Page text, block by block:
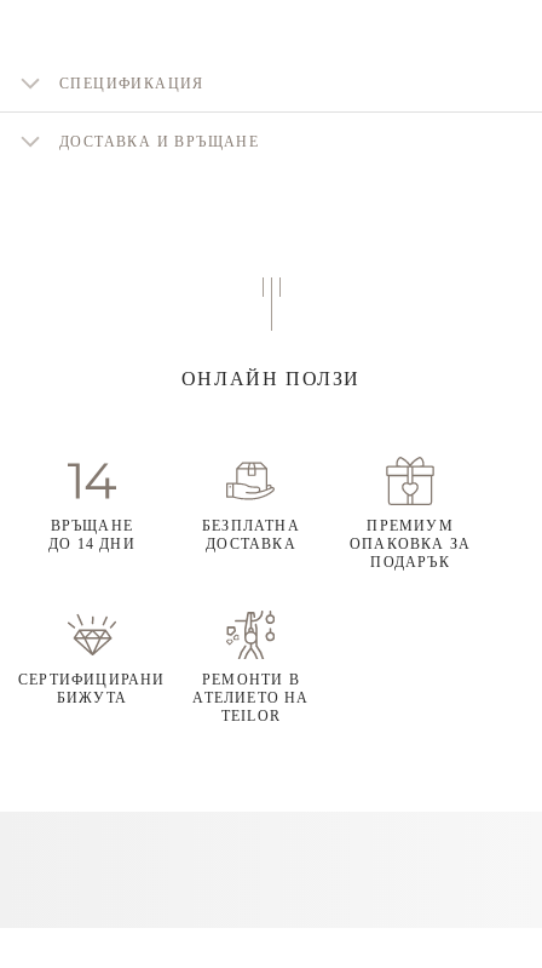
СПЕЦИФИКАЦИЯ
ДОСТАВКА И ВРЪЩАНЕ
ОНЛАЙН ПОЛЗИ
ВРЪЩАНЕ
ДО 14 ДНИ
БЕЗПЛАТНА
ДОСТАВКА
ПРЕМИУМ
ОПАКОВКА ЗА
ПОДАРЪК
СЕРТИФИЦИРАНИ
БИЖУТА
РЕМОНТИ В
АТЕЛИЕТО НА
TEILOR